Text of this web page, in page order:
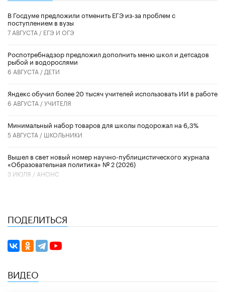
В Госдуме предложили отменить ЕГЭ из-за проблем с
поступлением в вузы
7 АВГУСТА / ЕГЭ И ОГЭ
Роспотребнадзор предложил дополнить меню школ и детсадов
рыбой и водорослями
6 АВГУСТА / ДЕТИ
​Яндекс обучил более 20 тысяч учителей использовать ИИ в работе
6 АВГУСТА /УЧИТЕЛЯ
Минимальный набор товаров для школы подорожал на 6,3%
5 АВГУСТА / ШКОЛЬНИКИ
Вышел в свет новый номер научно-публицистического журнала
«Образовательная политика» № 2 (2026)
3 ИЮЛЯ / АНОНС
ПОДЕЛИТЬСЯ
ВИДЕО